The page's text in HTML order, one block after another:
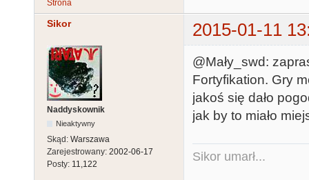
Strona
Sikor 2015-01-11
Naddyskownik
Nieaktywny
Skąd: Warszawa
Zarejestrowany: 2002-06-17
Posty: 11,122
@Mały_swd:
Fortyfikation. Gry
jakoś się dało
jak by to miało
Sikor umarł...